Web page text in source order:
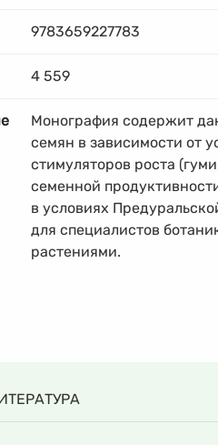
9783659227783
4 559
Монография содержит
семян в зависимости от
стимуляторов роста
семенной
в условиях
для специалистов
растениями.